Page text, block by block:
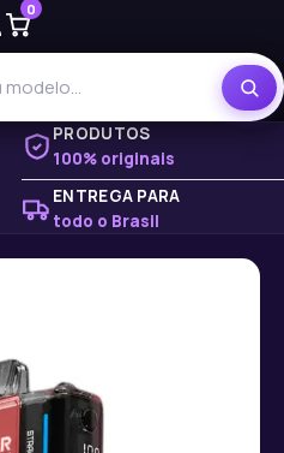
0
PRODUTOS
100% originais
ENTREGA PARA
todo o Brasil